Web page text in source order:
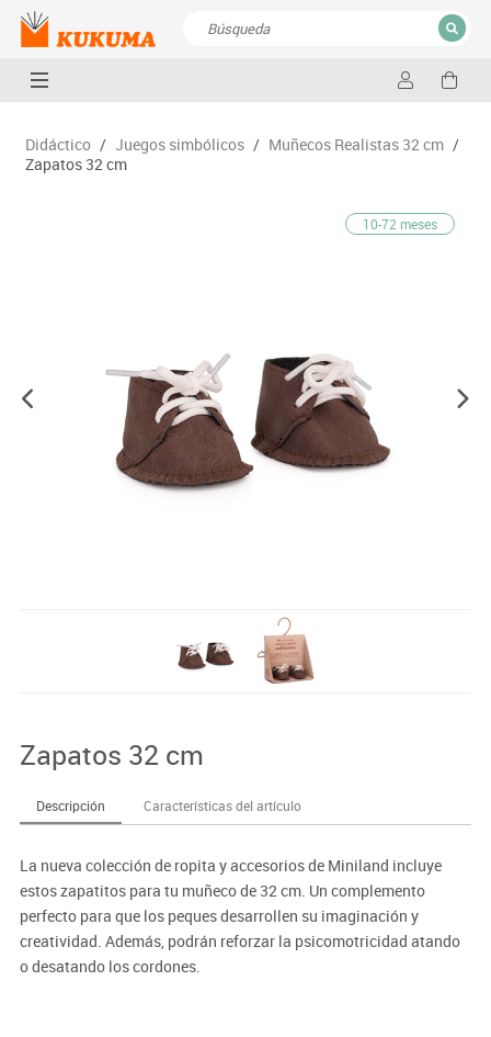
CERRAR
Didáctico / Juegos simbólicos / Muñecos Realistas 32 cm /
Zapatos 32 cm
10-72 meses
Zapatos 32 cm
Descripción Características del artículo
La nueva colección de ropita y accesorios de Miniland incluye
estos zapatitos para tu muñeco de 32 cm. Un complemento
perfecto para que los peques desarrollen su imaginación y
creatividad. Además, podrán reforzar la psicomotricidad atando
o desatando los cordones.